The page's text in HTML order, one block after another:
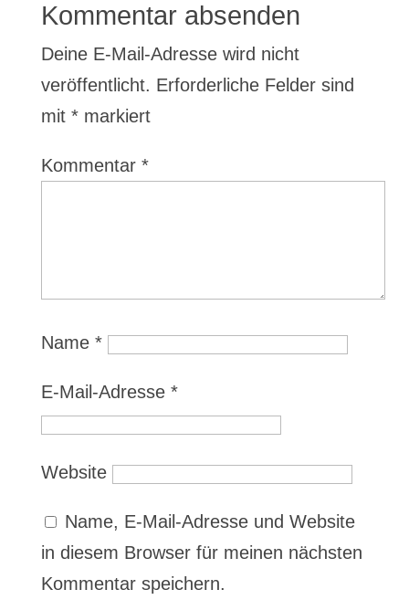
Kommentar absenden
Deine E-Mail-Adresse wird nicht
veröffentlicht. Erforderliche Felder sind
mit *markiert
Kommentar *
Name *
E-Mail-Adresse *
Website
Name, E-Mail-Adresse und Website
in diesem Browser für meinen nächsten
Kommentar speichern.